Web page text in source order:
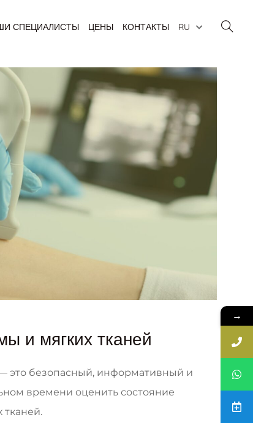
СПЕЦИАЛИСТЫ ЦЕНЫ КОНТАКТЫ RU
и мягких тканей
— это безопасный, информативный и
времени оценить состояние
→